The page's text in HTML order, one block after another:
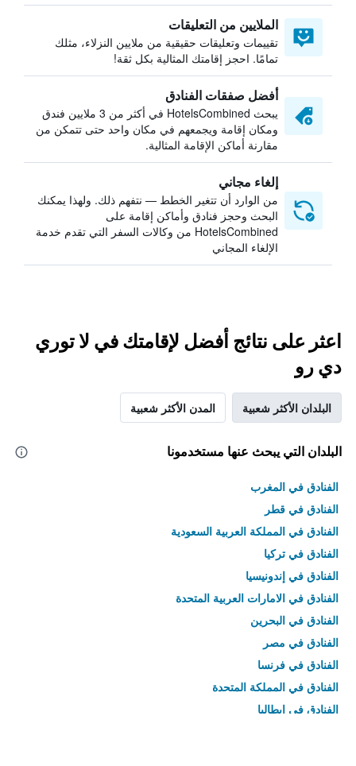
الملايين من التعليقات
تقييمات وتعليقات حقيقية من ملايين النزلاء، مثلك
تمامًا. احجز إقامتك المثالية بكل ثقة!
أفضل صفقات الفنادق
يبحث HotelsCombined في أكثر من 3 ملايين فندق
ومكان إقامة ويجمعهم في مكان واحد حتى تتمكن من
مقارنة أماكن الإقامة المثالية.
إلغاء مجاني
من الوارد أن تتغير الخطط — نتفهم ذلك. ولهذا يمكنك
البحث وحجز فنادق وأماكن إقامة على
HotelsCombined من وكالات السفر التي تقدم خدمة
الإلغاء المجاني
اعثر على نتائج أفضل لإقامتك في لا توري
دي رو
البلدان الأكثر شعبية المدن الأكثر شعبية
البلدان التي يبحث عنها مستخدمونا
الفنادق في المغرب
الفنادق في قطر
الفنادق في المملكة العربية السعودية
الفنادق في تركيا
الفنادق في إندونيسيا
الفنادق في الامارات العربية المتحدة
الفنادق في البحرين
الفنادق في مصر
الفنادق في فرنسا
الفنادق في المملكة المتحدة
الفنادق في إيطاليا